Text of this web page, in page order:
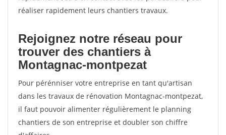
réaliser rapidement leurs chantiers travaux.
Rejoignez notre réseau pour
trouver des chantiers à
Montagnac-montpezat
Pour pérénniser votre entreprise en tant qu'artisan
dans les travaux de rénovation Montagnac-montpezat,
il faut pouvoir alimenter régulièrement le planning
chantiers de son entreprise et doubler son chiffre